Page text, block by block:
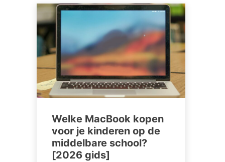
Welke MacBook kopen
voor je kinderen op de
middelbare school?
[2026 gids]